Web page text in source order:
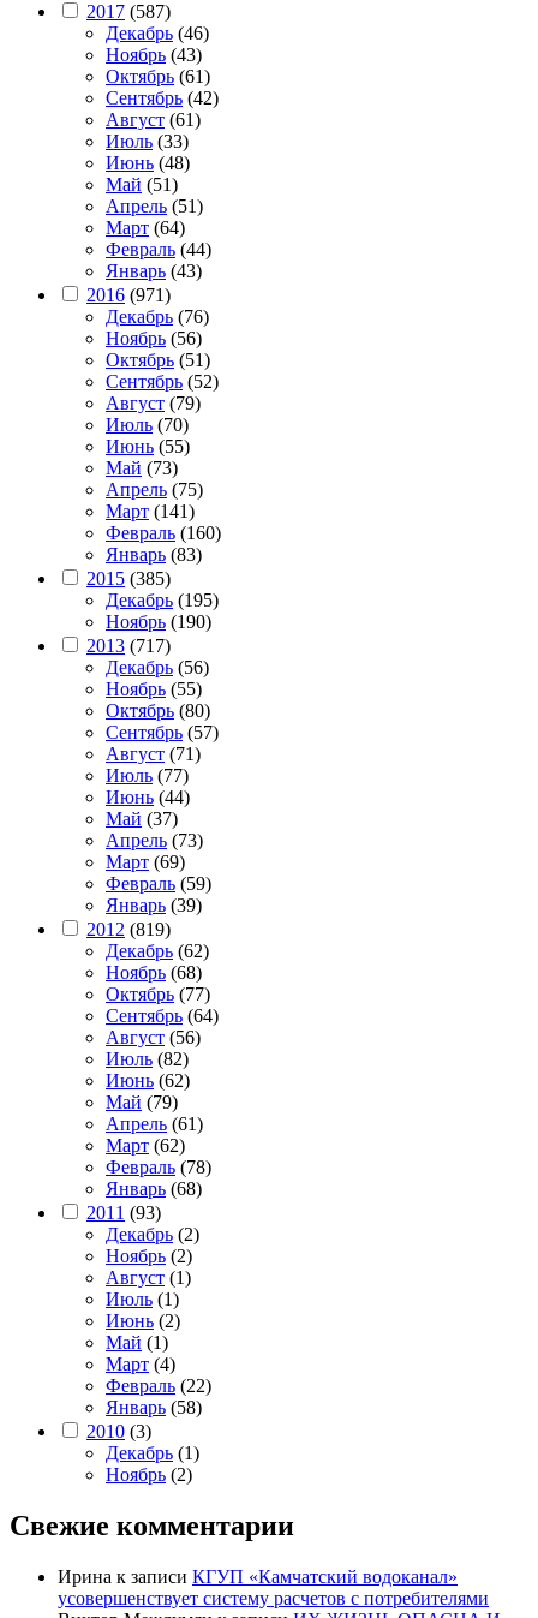
2017 (587)
Декабрь (46)
Ноябрь (43)
Октябрь (61)
Сентябрь (42)
Август (61)
Июль (33)
Июнь (48)
Май (51)
Апрель (51)
Март (64)
Февраль (44)
Январь (43)
2016 (971)
Декабрь (76)
Ноябрь (56)
Октябрь (51)
Сентябрь (52)
Август (79)
Июль (70)
Июнь (55)
Май (73)
Апрель (75)
Март (141)
Февраль (160)
Январь (83)
2015 (385)
Декабрь (195)
Ноябрь (190)
2013 (717)
Декабрь (56)
Ноябрь (55)
Октябрь (80)
Сентябрь (57)
Август (71)
Июль (77)
Июнь (44)
Май (37)
Апрель (73)
Март (69)
Февраль (59)
Январь (39)
2012 (819)
Декабрь (62)
Ноябрь (68)
Октябрь (77)
Сентябрь (64)
Август (56)
Июль (82)
Июнь (62)
Май (79)
Апрель (61)
Март (62)
Февраль (78)
Январь (68)
2011 (93)
Декабрь (2)
Ноябрь (2)
Август (1)
Июль (1)
Июнь (2)
Май (1)
Март (4)
Февраль (22)
Январь (58)
2010 (3)
Декабрь (1)
Ноябрь (2)
Свежие комментарии
Ирина к записи КГУП «Камчатский водоканал»
усовершенствует систему расчетов с потребителями